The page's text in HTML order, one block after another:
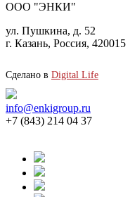
ООО "ЭНКИ"
ул. Пушкина, д. 52
г. Казань, Россия, 420015
Сделано в Digital Life
info@enkigroup.ru
+7 (843) 214 04 37